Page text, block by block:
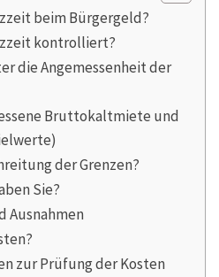
beim Bürgergeld?
kontrolliert?
die Angemessenheit der
Bruttokaltmiete und
der Grenzen?
Sie?
Ausnahmen
zur Prüfung der Kosten